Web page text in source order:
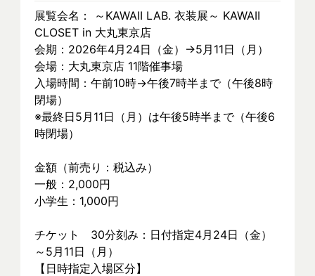
展覧会名： ～KAWAII LAB. 衣装展～ KAWAII
CLOSET in 大丸東京店
会期：2026年4月24日（金）→5月11日（月）
会場：大丸東京店 11階催事場
入場時間：午前10時→午後7時半まで（午後8時
閉場）
※最終日5月11日（月）は午後5時半まで（午後6
時閉場）
金額（前売り：税込み）
一般：2,000円
小学生：1,000円
チケット　30分刻み：日付指定4月24日（金）
～5月11日（月）
【日時指定入場区分】